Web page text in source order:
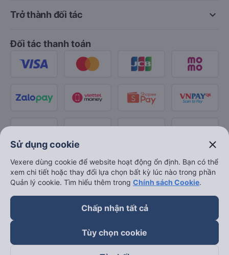
keyboard_arrow_down
Trở thành đối tác
Đối tác thanh toán
Sử dụng cookie close
Vexere dùng cookie để website hoạt động ổn định. Bạn có thể
xem chi tiết hoặc thay đổi lựa chọn bất kỳ lúc nào trong phần
Quản lý cookie. Tìm hiểu thêm trong Chính sách Cookie.
Chấp nhận tất cả
Tùy chọn cookie